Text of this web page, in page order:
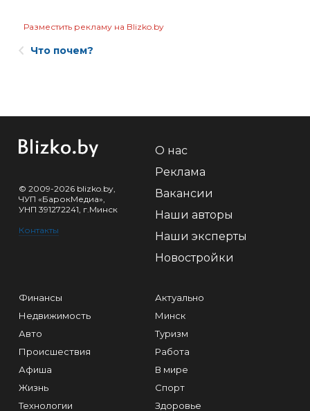
Разместить рекламу на Blizko.by
Что почем?
© 2009-2026 blizko.by,
ЧУП «БарокМедиа»,
УНП 391272241, г.Минск
Контакты
О нас
Реклама
Вакансии
Наши авторы
Наши эксперты
Новостройки
Финансы
Недвижимость
Авто
Происшествия
Афиша
Жизнь
Технологии
Актуально
Минск
Туризм
Работа
В мире
Спорт
Здоровье